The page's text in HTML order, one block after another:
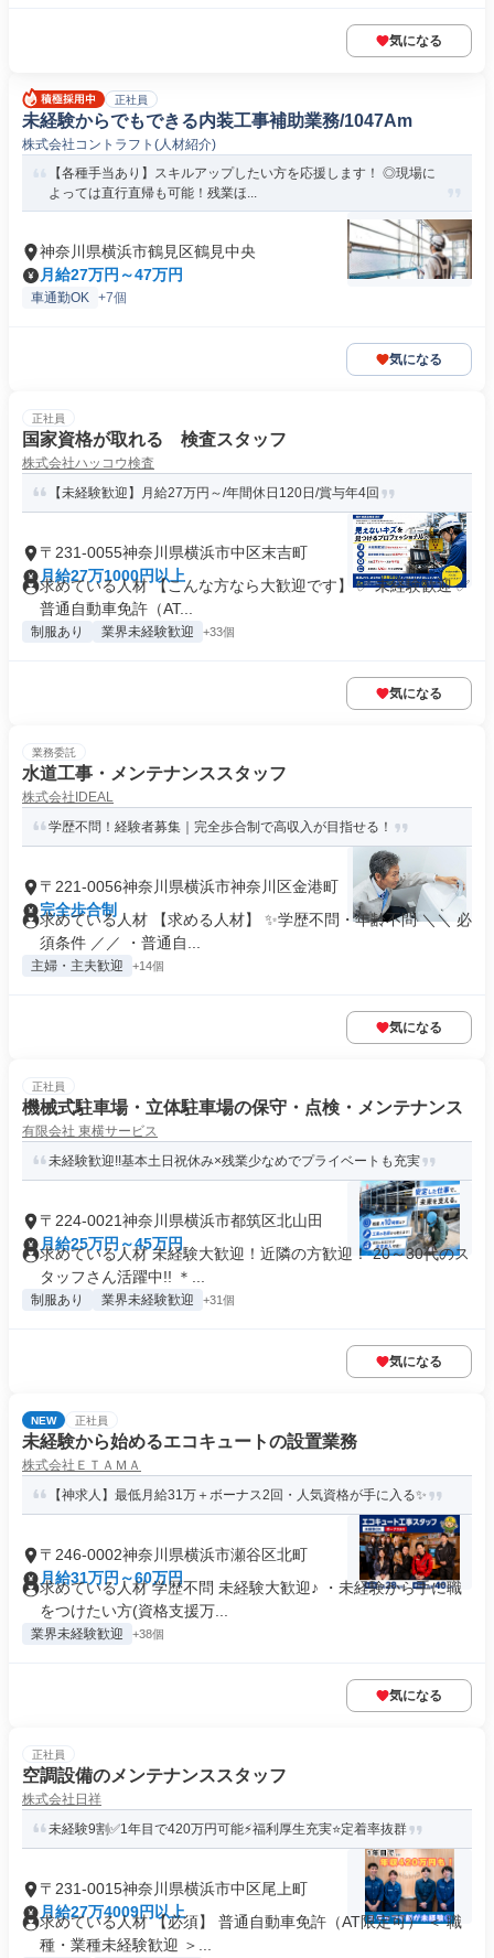
気になる
正社員
未経験からでもできる内装工事補助業務/1047Am
株式会社コントラフト(人材紹介)
【各種手当あり】スキルアップしたい方を応援します！ ◎現場に
よっては直行直帰も可能！残業ほ...
神奈川県横浜市鶴見区鶴見中央
月給27万円～47万円
車通勤OK +7個
気になる
正社員
国家資格が取れる 検査スタッフ
株式会社ハッコウ検査
【未経験歓迎】月給27万円～/年間休日120日/賞与年4回
〒231-0055神奈川県横浜市中区末吉町
月給27万1000円以上
求めている人材 【こんな方なら大歓迎です】 ✅ 未経験歓迎 ✅
普通自動車免許（AT...
制服あり 業界未経験歓迎 +33個
気になる
業務委託
水道工事・メンテナンススタッフ
株式会社IDEAL
学歴不問！経験者募集｜完全歩合制で高収入が目指せる！
〒221-0056神奈川県横浜市神奈川区金港町
完全歩合制
求めている人材 【求める人材】 ✨学歴不問・年齢不問 ＼＼ 必
須条件 ／／ ・普通自...
主婦・主夫歓迎 +14個
気になる
正社員
機械式駐車場・立体駐車場の保守・点検・メンテナンス
有限会社 東横サービス
未経験歓迎!!基本土日祝休み×残業少なめでプライベートも充実
〒224-0021神奈川県横浜市都筑区北山田
月給25万円～45万円
求めている人材 未経験大歓迎！近隣の方歓迎！ 20～30代のス
タッフさん活躍中!! ＊...
制服あり 業界未経験歓迎 +31個
気になる
NEW 正社員
未経験から始めるエコキュートの設置業務
株式会社ＥＴＡＭＡ
【神求人】最低月給31万＋ボーナス2回・人気資格が手に入る✨
〒246-0002神奈川県横浜市瀬谷区北町
月給31万円～60万円
求めている人材 学歴不問 未経験大歓迎♪ ・未経験から手に職
をつけたい方(資格支援万...
業界未経験歓迎 +38個
気になる
正社員
空調設備のメンテナンススタッフ
株式会社日祥
未経験9割✅1年目で420万円可能⚡福利厚生充実⭐定着率抜群
〒231-0015神奈川県横浜市中区尾上町
月給27万4009円以上
求めている人材 【必須】 普通自動車免許（AT限定可） ＜ 職
種・業種未経験歓迎 ＞...